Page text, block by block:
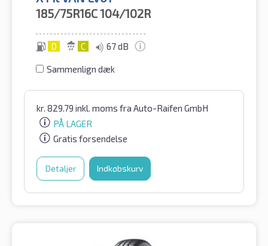
185/75R16C104/102R
D C 67 dB
Sammenlign dæk
kr. 829.79 inkl. moms fra Auto-Raifen GmbH
PÅ LAGER
Gratis forsendelse
Detaljer Indkøbskurv